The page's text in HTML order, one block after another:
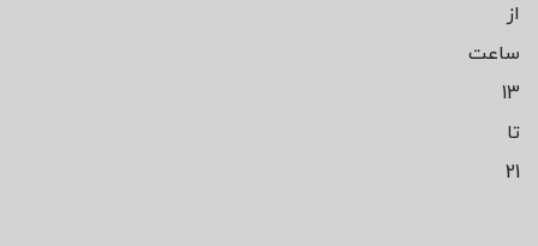
از
ساعت
13
تا
21